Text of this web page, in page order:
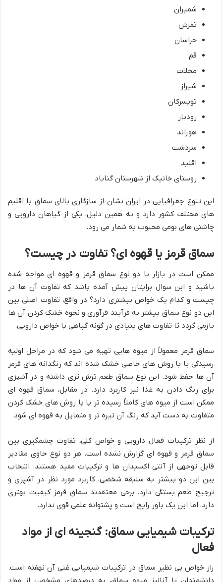
شمیران
تفرش
خراسان
قم
محلات
شیراز
تویسرکان
رودبار
هوراند
سردشت
اقلید
روستای خانیک از شهرستان گناباد
این تنوع جغرافیایی در ایران نشان از سازگاری بالای سماق با اقلیم
های مختلف کشور دارد و به همین دلیل، یکی از گیاهان دارویی و
چاشنی های بومی محبوب به شمار می رود.
سماق قرمز یا قهوه ای؟ تفاوت در چیست؟
ممکن است در بازار با دو نوع سماق قرمز و قهوه ای مواجه شده
باشید و این سوال برایتان پیش آمده باشد که تفاوت آن ها در
چیست و کدام یک خواص بیشتری دارد؟ در واقع، تفاوت اصلی بین
این دو نوع سماق بیشتر به فرآیند فرآوری و نحوه خشک کردن آن ها
بازمی گردد تا تفاوت های بنیادی در گونه گیاهی یا خواص دارویی.
سماق قرمز معمولاً از میوه هایی تهیه می شود که در مراحل اولیه
رسیدگی یا با روش های خاصی خشک شده اند که رنگدانه های قرمز
آن ها حفظ شود. این نوع سماق طعم ترش تری داشته و در آشپزی
برای رنگ دادن به غذا نیز کاربرد دارد. در مقابل، سماق قهوه ای
ممکن است از میوه های کاملاً رسیده تر یا با روش های خشک کردن
متفاوت به دست آید که رنگ آن تیره تر و متمایل به قهوه ای شود.
از نظر ترکیبات فعال دارویی و خواص کلی، تفاوت چشمگیری بین
سماق قرمز و قهوه ای گزارش نشده است. هر دو نوع حاوی مقادیر
قابل توجهی از آنتی اکسیدان ها و ترکیبات مفید هستند. انتخاب
بین این دو بیشتر به سلیقه شخصی، کاربرد مورد نظر در آشپزی و
ترجیح طعم بستگی دارد. برخی معتقدند سماق قرمز کیفیت بهتری
دارد، اما این یک باور رایج است و پشتوانه علمی قوی ندارد.
ترکیبات شیمیایی سماق: گنجینه ای از مواد
فعال
راز خواص بی نظیر سماق در ترکیبات شیمیایی غنی آن نهفته است.